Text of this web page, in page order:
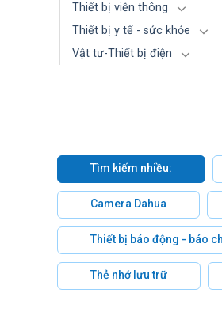
Thiết bị viễn thông
Thiết bị y tế - sức khỏe
Vật tư-Thiết bị điện
Tìm kiếm nhiều:
Camera Dahua
Thiết bị báo động - báo
Thẻ nhớ lưu trữ